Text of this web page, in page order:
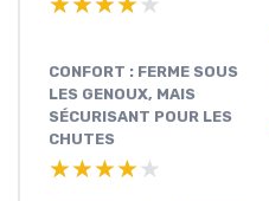
CONFORT : FERME SOUS
LES GENOUX, MAIS
SÉCURISANT POUR LES
CHUTES
★★★★★
★★★★★